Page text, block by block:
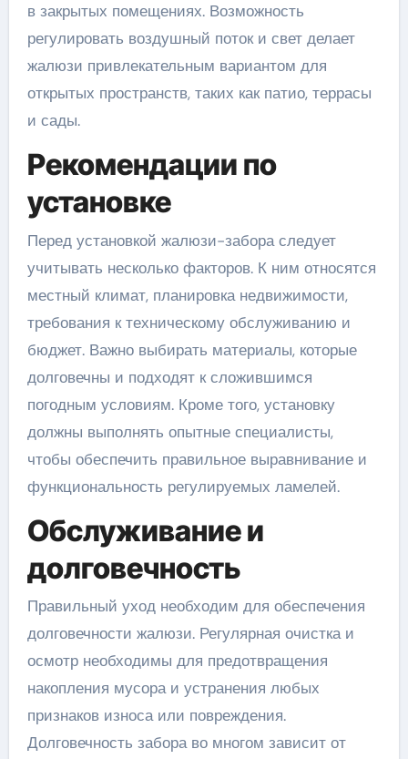
в закрытых помещениях. Возможность
регулировать воздушный поток и свет делает
жалюзи привлекательным вариантом для
открытых пространств, таких как патио, террасы
и сады.
Рекомендации по
установке
Перед установкой жалюзи-забора следует
учитывать несколько факторов. К ним относятся
местный климат, планировка недвижимости,
требования к техническому обслуживанию и
бюджет. Важно выбирать материалы, которые
долговечны и подходят к сложившимся
погодным условиям. Кроме того, установку
должны выполнять опытные специалисты,
чтобы обеспечить правильное выравнивание и
функциональность регулируемых ламелей.
Обслуживание и
долговечность
Правильный уход необходим для обеспечения
долговечности жалюзи. Регулярная очистка и
осмотр необходимы для предотвращения
накопления мусора и устранения любых
признаков износа или повреждения.
Долговечность забора во многом зависит от